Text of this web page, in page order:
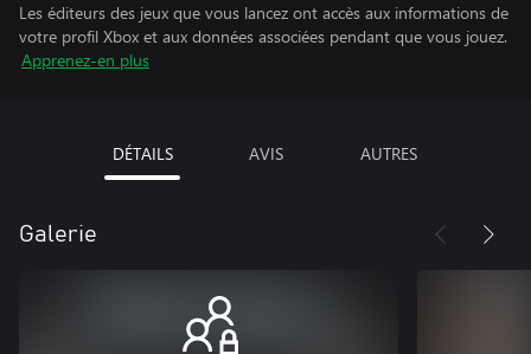
Les éditeurs des jeux que vous lancez ont accès aux informations de
votre profil Xbox et aux données associées pendant que vous jouez.
Apprenez-en plus
DÉTAILS AVIS AUTRES
Galerie